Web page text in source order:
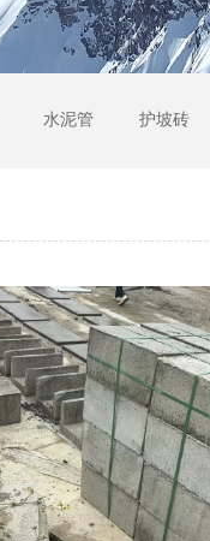
水泥管 护坡砖